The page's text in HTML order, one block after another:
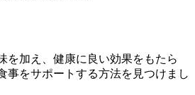
を加え、健康に良い効果をもたら
事をサポートする方法を見つけまし